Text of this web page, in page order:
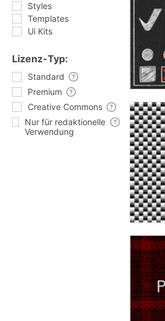
Styles
Templates
Ui Kits
Lizenz-Typ:
Standard
Premium
Creative Commons
Nur für redaktionelle
Verwendung